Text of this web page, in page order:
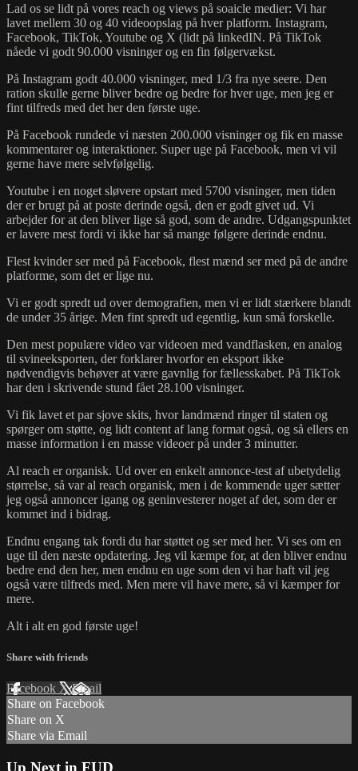
Lad os se lidt på vores reach og views på soaicle medier: Vi har
lavet mellem 30 og 40 videoopslag på hver platform. Instagram,
Facebook, TikTok, Youtube og X (lidt på linkedIN. På TikTok
nåede vi godt 90.000 visninger og en fin følgervækst.
På Instagram godt 40.000 visninger, med 1/3 fra nye seere. Den
ration skulle gerne bliver bedre og bedre for hver uge, men jeg er
fint tilfreds med det her den første uge.
På Facebook rundede vi næsten 200.000 visninger og fik en masse
kommentarer og interaktioner. Super uge på Facebook, men vi vil
gerne have mere selvfølgelig.
Youtube i en noget sløvere opstart med 5700 visninger, men tiden
der er brugt på at poste derinde også, den er godt givet ud. Vi
arbejder for at den bliver lige så god, som de andre. Udgangspunktet
er lavere mest fordi vi ikke har så mange følgere derinde endnu.
Flest kvinder ser med på Facebook, flest mænd ser med på de andre
platforme, som det er lige nu.
Vi er godt spredt ud over demografien, men vi er lidt stærkere blandt
de under 35 årige. Men fint spredt ud egentlig, kun små forskelle.
Den mest populære video var videoen med vandflasken, en analog
til svineeksporten, der forklarer hvorfor en eksport ikke
nødvendigvis behøver at være gavnlig for fællesskabet. På TikTok
har den i skrivende stund fået 28.100 visninger.
Vi fik lavet et par sjove skits, hvor landmænd ringer til staten og
spørger om støtte, og lidt content af lang format også, og så ellers en
masse information i en masse videoer på under 3 minutter.
Al reach er organisk. Ud over en enkelt annonce-test af ubetydelig
størrelse, så var al reach organisk, men i de kommende uger sætter
jeg også annoncer igang og geninvesterer noget af det, som der er
kommet ind i bidrag.
Endnu engang tak fordi du har støttet og ser med her. Vi ses om en
uge til den næste opdatering. Jeg vil kæmpe for, at den bliver endnu
bedre end den her, men endnu en uge som den vi har haft vil jeg
også være tilfreds med. Men mere vil have mere, så vi kæmper for
mere.
Alt i alt en god første uge!
Share with friends
Facebook XEmail
Share on Facebook
Share on X
Share via Email
Up Next in FUD